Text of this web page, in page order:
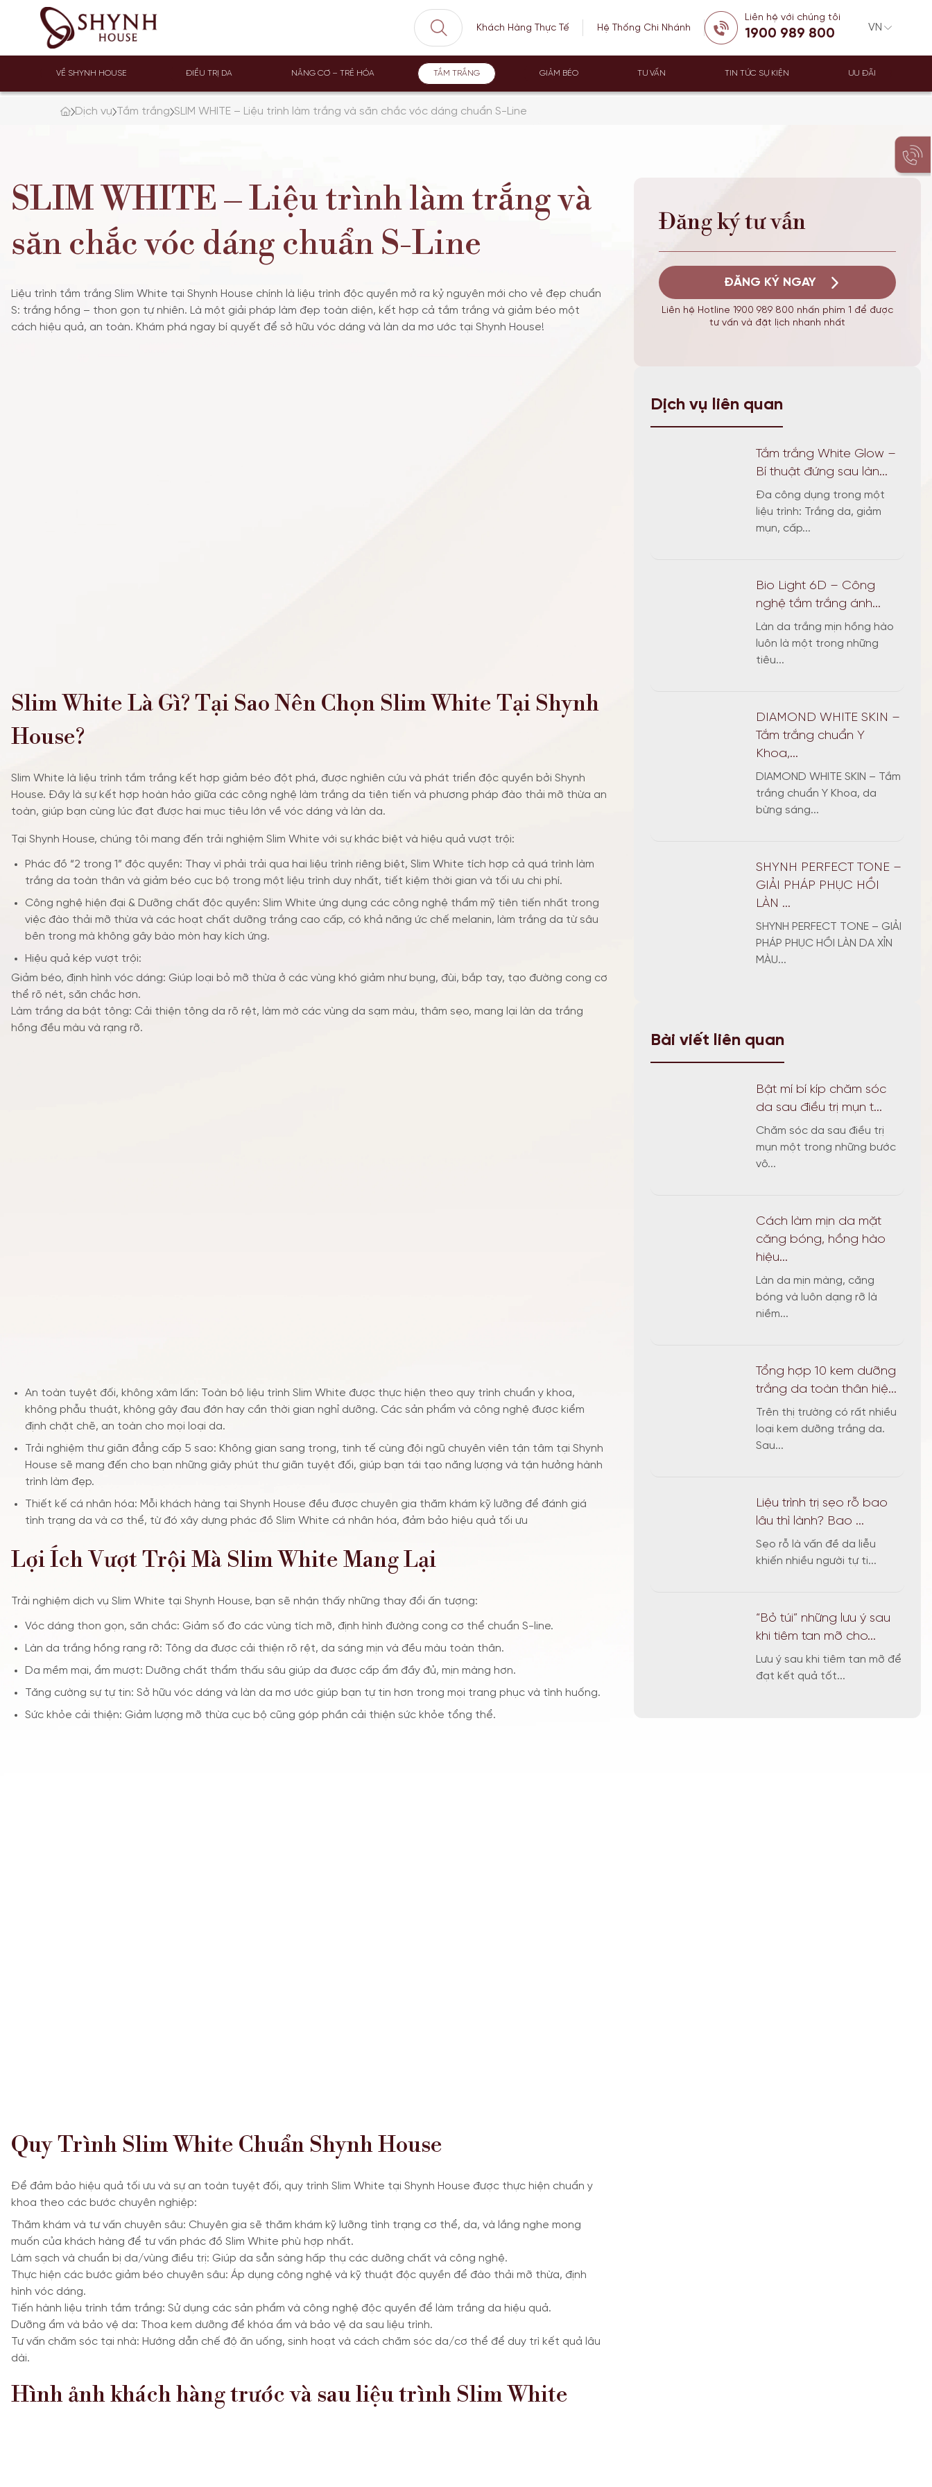
Khách Hàng Thực Tế Hệ Thống Chi Nhánh
Liên hệ với chúng tôi
1900 989 800
VỀ SHYNH HOUSE ĐIỀU TRỊ DA NÂNG CƠ – TRẺ HÓA TẮM TRẮNG GIẢM BÉO TƯ VẤN TIN TỨC SỰ KIỆN ƯU ĐÃI
Dịch vụ Tắm trắng SLIM WHITE – Liệu trình làm trắng và săn chắc vóc dáng chuẩn S-Line
SLIM WHITE – Liệu trình làm trắng và
săn chắc vóc dáng chuẩn S-Line
Liệu trình tắm trắng Slim White tại Shynh House chính là liệu trình độc quyền mở ra kỷ nguyên mới cho vẻ đẹp chuẩn
S: trắng hồng – thon gọn tự nhiên. Là một giải pháp làm đẹp toàn diện, kết hợp cả tắm trắng và giảm béo một
cách hiệu quả, an toàn. Khám phá ngay bí quyết để sở hữu vóc dáng và làn da mơ ước tại Shynh House!
Slim White Là Gì? Tại Sao Nên Chọn Slim White Tại Shynh
House?
Slim White là liệu trình tắm trắng kết hợp giảm béo đột phá, được nghiên cứu và phát triển độc quyền bởi Shynh
House. Đây là sự kết hợp hoàn hảo giữa các công nghệ làm trắng da tiên tiến và phương pháp đào thải mỡ thừa an
toàn, giúp bạn cùng lúc đạt được hai mục tiêu lớn về vóc dáng và làn da.
Tại Shynh House, chúng tôi mang đến trải nghiệm Slim White với sự khác biệt và hiệu quả vượt trội:
Phác đồ “2 trong 1” độc quyền: Thay vì phải trải qua hai liệu trình riêng biệt, Slim White tích hợp cả quá trình làm
trắng da toàn thân và giảm béo cục bộ trong một liệu trình duy nhất, tiết kiệm thời gian và tối ưu chi phí.
Công nghệ hiện đại & Dưỡng chất độc quyền: Slim White ứng dụng các công nghệ thẩm mỹ tiên tiến nhất trong
việc đào thải mỡ thừa và các hoạt chất dưỡng trắng cao cấp, có khả năng ức chế melanin, làm trắng da từ sâu
bên trong mà không gây bào mòn hay kích ứng.
Hiệu quả kép vượt trội:
Giảm béo, định hình vóc dáng: Giúp loại bỏ mỡ thừa ở các vùng khó giảm như bụng, đùi, bắp tay, tạo đường cong cơ
thể rõ nét, săn chắc hơn.
Làm trắng da bật tông: Cải thiện tông da rõ rệt, làm mờ các vùng da sạm màu, thâm sẹo, mang lại làn da trắng
hồng đều màu và rạng rỡ.
An toàn tuyệt đối, không xâm lấn: Toàn bộ liệu trình Slim White được thực hiện theo quy trình chuẩn y khoa,
không phẫu thuật, không gây đau đớn hay cần thời gian nghỉ dưỡng. Các sản phẩm và công nghệ được kiểm
định chặt chẽ, an toàn cho mọi loại da.
Trải nghiệm thư giãn đẳng cấp 5 sao: Không gian sang trọng, tinh tế cùng đội ngũ chuyên viên tận tâm tại Shynh
House sẽ mang đến cho bạn những giây phút thư giãn tuyệt đối, giúp bạn tái tạo năng lượng và tận hưởng hành
trình làm đẹp.
Thiết kế cá nhân hóa: Mỗi khách hàng tại Shynh House đều được chuyên gia thăm khám kỹ lưỡng để đánh giá
tình trạng da và cơ thể, từ đó xây dựng phác đồ Slim White cá nhân hóa, đảm bảo hiệu quả tối ưu
Lợi Ích Vượt Trội Mà Slim White Mang Lại
Trải nghiệm dịch vụ Slim White tại Shynh House, bạn sẽ nhận thấy những thay đổi ấn tượng:
Vóc dáng thon gọn, săn chắc: Giảm số đo các vùng tích mỡ, định hình đường cong cơ thể chuẩn S-line.
Làn da trắng hồng rạng rỡ: Tông da được cải thiện rõ rệt, da sáng mịn và đều màu toàn thân.
Da mềm mại, ẩm mượt: Dưỡng chất thẩm thấu sâu giúp da được cấp ẩm đầy đủ, mịn màng hơn.
Tăng cường sự tự tin: Sở hữu vóc dáng và làn da mơ ước giúp bạn tự tin hơn trong mọi trang phục và tình huống.
Sức khỏe cải thiện: Giảm lượng mỡ thừa cục bộ cũng góp phần cải thiện sức khỏe tổng thể.
Quy Trình Slim White Chuẩn Shynh House
Để đảm bảo hiệu quả tối ưu và sự an toàn tuyệt đối, quy trình Slim White tại Shynh House được thực hiện chuẩn y
khoa theo các bước chuyên nghiệp:
Thăm khám và tư vấn chuyên sâu: Chuyên gia sẽ thăm khám kỹ lưỡng tình trạng cơ thể, da, và lắng nghe mong
muốn của khách hàng để tư vấn phác đồ Slim White phù hợp nhất.
Làm sạch và chuẩn bị da/vùng điều trị: Giúp da sẵn sàng hấp thụ các dưỡng chất và công nghệ.
Thực hiện các bước giảm béo chuyên sâu: Áp dụng công nghệ và kỹ thuật độc quyền để đào thải mỡ thừa, định
hình vóc dáng.
Tiến hành liệu trình tắm trắng: Sử dụng các sản phẩm và công nghệ độc quyền để làm trắng da hiệu quả.
Dưỡng ẩm và bảo vệ da: Thoa kem dưỡng để khóa ẩm và bảo vệ da sau liệu trình.
Tư vấn chăm sóc tại nhà: Hướng dẫn chế độ ăn uống, sinh hoạt và cách chăm sóc da/cơ thể để duy trì kết quả lâu
dài.
Hình ảnh khách hàng trước và sau liệu trình Slim White
Đăng ký tư vấn
ĐĂNG KÝ NGAY
Liên hệ Hotline 1900 989 800 nhấn phím 1 để được
tư vấn và đặt lịch nhanh nhất
Dịch vụ liên quan
Tắm trắng White Glow –
Bí thuật đứng sau làn...
Đa công dụng trong một
liệu trình: Trắng da, giảm
mụn, cấp...
Bio Light 6D – Công
nghệ tắm trắng ánh...
Làn da trắng mịn hồng hào
luôn là một trong những
tiêu...
DIAMOND WHITE SKIN –
Tắm trắng chuẩn Y
Khoa,...
DIAMOND WHITE SKIN – Tắm
trắng chuẩn Y Khoa, da
bừng sáng...
SHYNH PERFECT TONE –
GIẢI PHÁP PHỤC HỒI
LÀN ...
SHYNH PERFECT TONE – GIẢI
PHÁP PHỤC HỒI LÀN DA XỈN
MÀU...
Bài viết liên quan
Bật mí bí kíp chăm sóc
da sau điều trị mụn t...
Chăm sóc da sau điều trị
mụn một trong những bước
vô...
Cách làm mịn da mặt
căng bóng, hồng hào
hiệu...
Làn da mịn màng, căng
bóng và luôn dạng rỡ là
niềm...
Tổng hợp 10 kem dưỡng
trắng da toàn thân hiệ...
Trên thị trường có rất nhiều
loại kem dưỡng trắng da.
Sau...
Liệu trình trị sẹo rỗ bao
lâu thì lành? Bao ...
Sẹo rỗ là vấn đề da liễu
khiến nhiều người tự ti...
“Bỏ túi” những lưu ý sau
khi tiêm tan mỡ cho...
Lưu ý sau khi tiêm tan mỡ để
đạt kết quả tốt...